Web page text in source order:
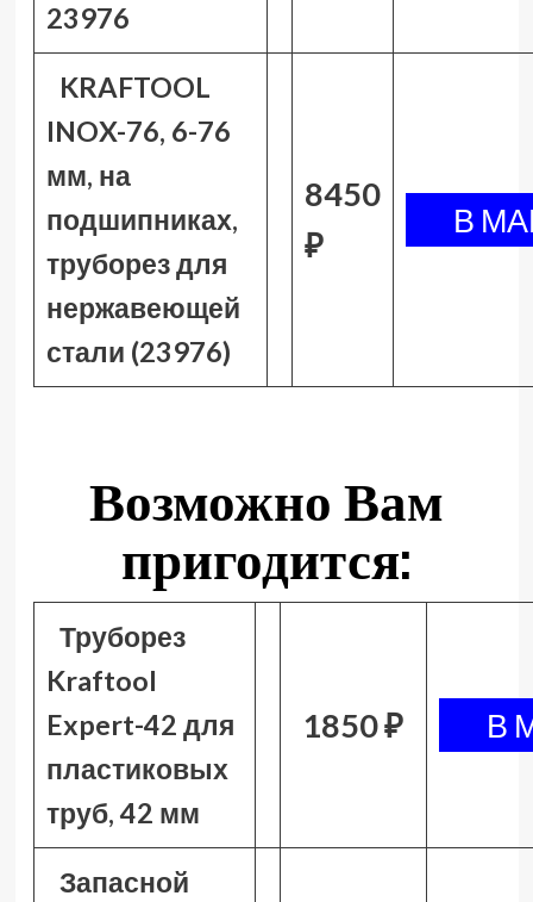
23976
KRAFTOOL
INOX-76, 6-76
мм, на
подшипниках,
труборез для
нержавеющей
стали (23976)
8450
₽
Возможно Вам
пригодится:
Труборез
Kraftool
Expert-42 для
пластиковых
труб, 42 мм
1850 ₽
Запасной